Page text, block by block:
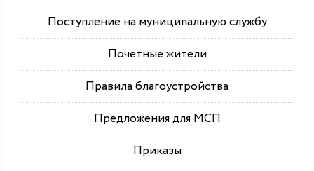
Поступление на муниципальную службу
Почетные жители
Правила благоустройства
Предложения для МСП
Приказы